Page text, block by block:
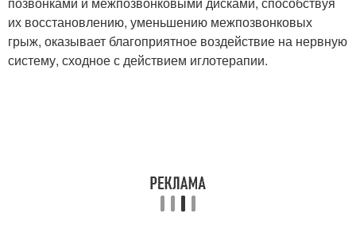
их восстановлению, уменьшению межпозвонковых
грыж, оказывает благоприятное воздействие на нервную
систему, сходное с действием иглотерапии.